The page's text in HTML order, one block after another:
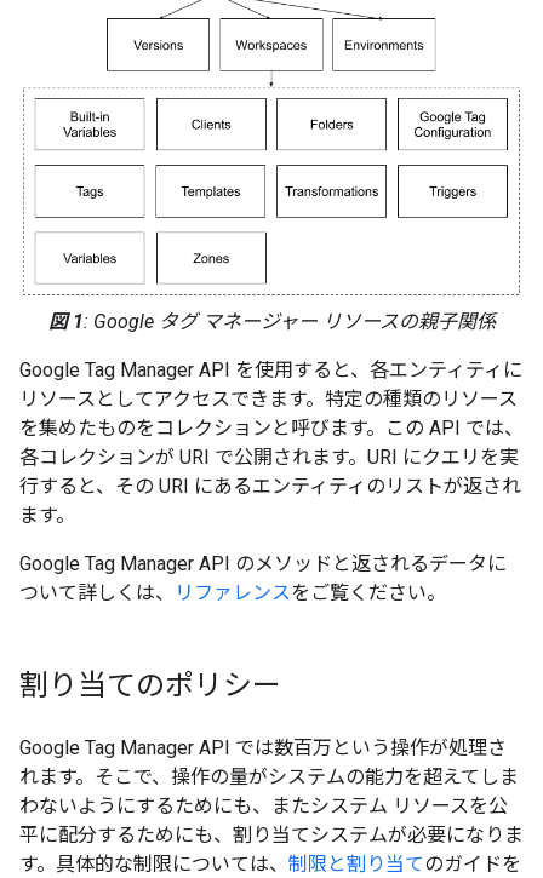
図 1: Google タグ マネージャー リソースの親子関係
Google Tag Manager API を使用すると、各エンティティに
リソースとしてアクセスできます。特定の種類のリソース
を集めたものをコレクションと呼びます。この API では、
各コレクションが URI で公開されます。URI にクエリを実
行すると、その URI にあるエンティティのリストが返され
ます。
Google Tag Manager API のメソッドと返されるデータに
ついて詳しくは、
リファレンスをご覧ください。
割り当てのポリシー
Google Tag Manager API では数百万という操作が処理さ
れます。そこで、操作の量がシステムの能力を超えてしま
わないようにするためにも、またシステム リソースを公
平に配分するためにも、割り当てシステムが必要になりま
す。具体的な制限については、 制限と割り当てのガイドを